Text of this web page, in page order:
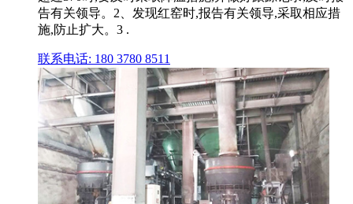
告有关领导。2、发现红窑时,报告有关领导,采取相应措
施,防止扩大。3 .
联系电话: 180 3780 8511